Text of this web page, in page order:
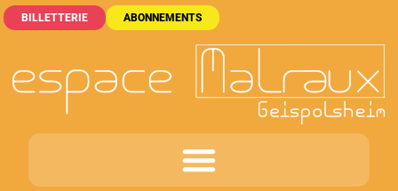
BILLETTERIE ABONNEMENTS